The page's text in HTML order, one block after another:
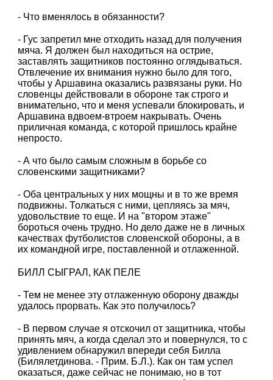
- Что вменялось в обязанности?
- Гус запретил мне отходить назад для получения
мяча. Я должен был находиться на острие,
заставлять защитников постоянно оглядываться.
Отвлечение их внимания нужно было для того,
чтобы у Аршавина оказались развязаны руки. Но
словенцы действовали в обороне так строго и
внимательно, что и меня успевали блокировать, и
Аршавина вдвоем-втроем накрывать. Очень
приличная команда, с которой пришлось крайне
непросто.
- А что было самым сложным в борьбе со
словенскими защитниками?
- Оба центральных у них мощны и в то же время
подвижны. Толкаться с ними, цепляясь за мяч,
удовольствие то еще. И на "втором этаже"
бороться очень трудно. Но дело даже не в личных
качествах футболистов словенской обороны, а в
их командной игре, поставленной и отлаженной.
БИЛЛ СЫГРАЛ, КАК ПЕЛЕ
- Тем не менее эту отлаженную оборону дважды
удалось прорвать. Как это получилось?
- В первом случае я отскочил от защитника, чтобы
принять мяч, а когда сделал это и повернулся, то с
удивлением обнаружил впереди себя Билла
(Билялетдинова. - Прим. Б.Л.). Как он там успел
оказаться, даже сейчас не понимаю, но в тот